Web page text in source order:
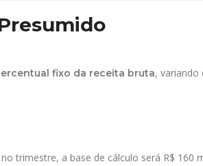
fixo da receita bruta, variando
trimestre, a base de cálculo será R$ 160